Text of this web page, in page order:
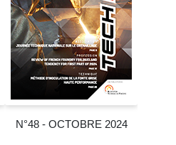
N°48 - OCTOBRE 2024